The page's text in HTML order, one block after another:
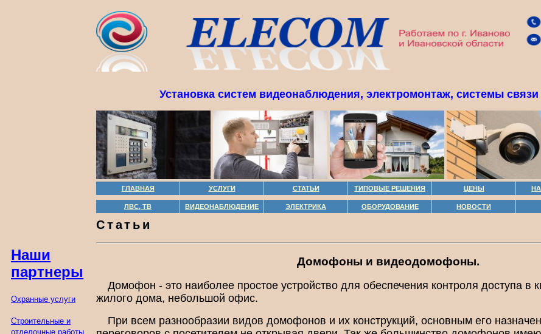
Установка систем видеонаблюдения, электромонтаж, системы связи
ГЛАВНАЯ УСЛУГИ СТАТЬИ ТИПОВЫЕ РЕШЕНИЯ ЦЕНЫ
ЛВС, ТВ ВИДЕОНАБЛЮДЕНИЕ ЭЛЕКТРИКА ОБОРУДОВАНИЕ НОВОСТИ
Наши
партнеры
Охранные услуги
Строительные и
отделочные работы
Статьи
Домофоны и видеодомофоны.
Домофон - это наиболее простое устройство для обеспечения контроля доступа в
жилого дома, небольшой офис.
При всем разнообразии видов домофонов и их конструкций, основным его